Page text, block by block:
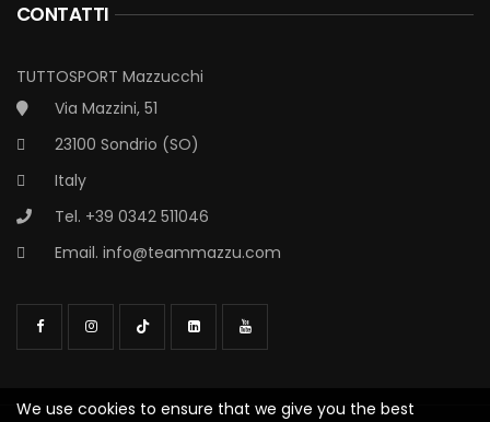
CONTATTI
TUTTOSPORT Mazzucchi
Via Mazzini, 51
23100 Sondrio (SO)
Italy
Tel. +39 0342 511046
Email. info@teammazzu.com
We use cookies to ensure that we give you the best